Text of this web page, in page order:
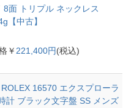
8面 トリプル ネックレス
【中古】
￥ 221,400円(税込)
16570 エクスプローラ
計 ブラック文字盤 SS メンズ